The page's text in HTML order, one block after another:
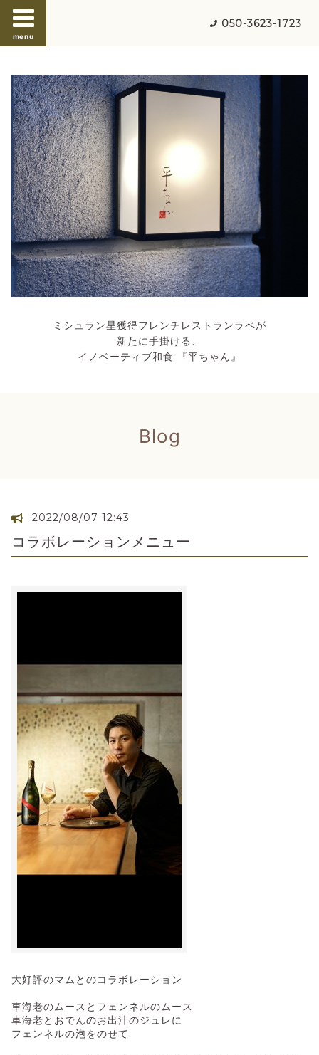
menu
050-3623-1723
ミシュラン星獲得フレンチレストランラペが
新たに手掛ける、
イノベーティブ和食 『平ちゃん』
Blog
2022/08/07 12:43
コラボレーションメニュー
大好評のマムとのコラボレーション
車海老のムースとフェンネルのムース
車海老とおでんのお出汁のジュレに
フェンネルの泡をのせて